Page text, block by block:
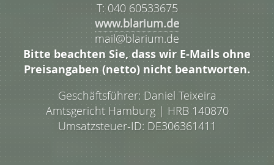
T: 040 60533675
www.blarium.de
mail@blarium.de
Bitte beachten Sie, dass wir E-Mails ohne
Preisangaben (netto) nicht beantworten.
Geschäftsführer: Daniel Teixeira
Amtsgericht Hamburg | HRB 140870
Umsatzsteuer-ID: DE306361411